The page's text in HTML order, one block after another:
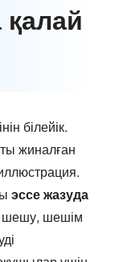
қалай
білейік.
жиналған
эссе жазуда
шешу, шешім